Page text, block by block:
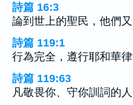
詩篇 16:3
論到世上的聖民，他們
詩篇 119:1
行為完全，遵行耶和華
詩篇 119:63
凡敬畏你、守你訓詞的